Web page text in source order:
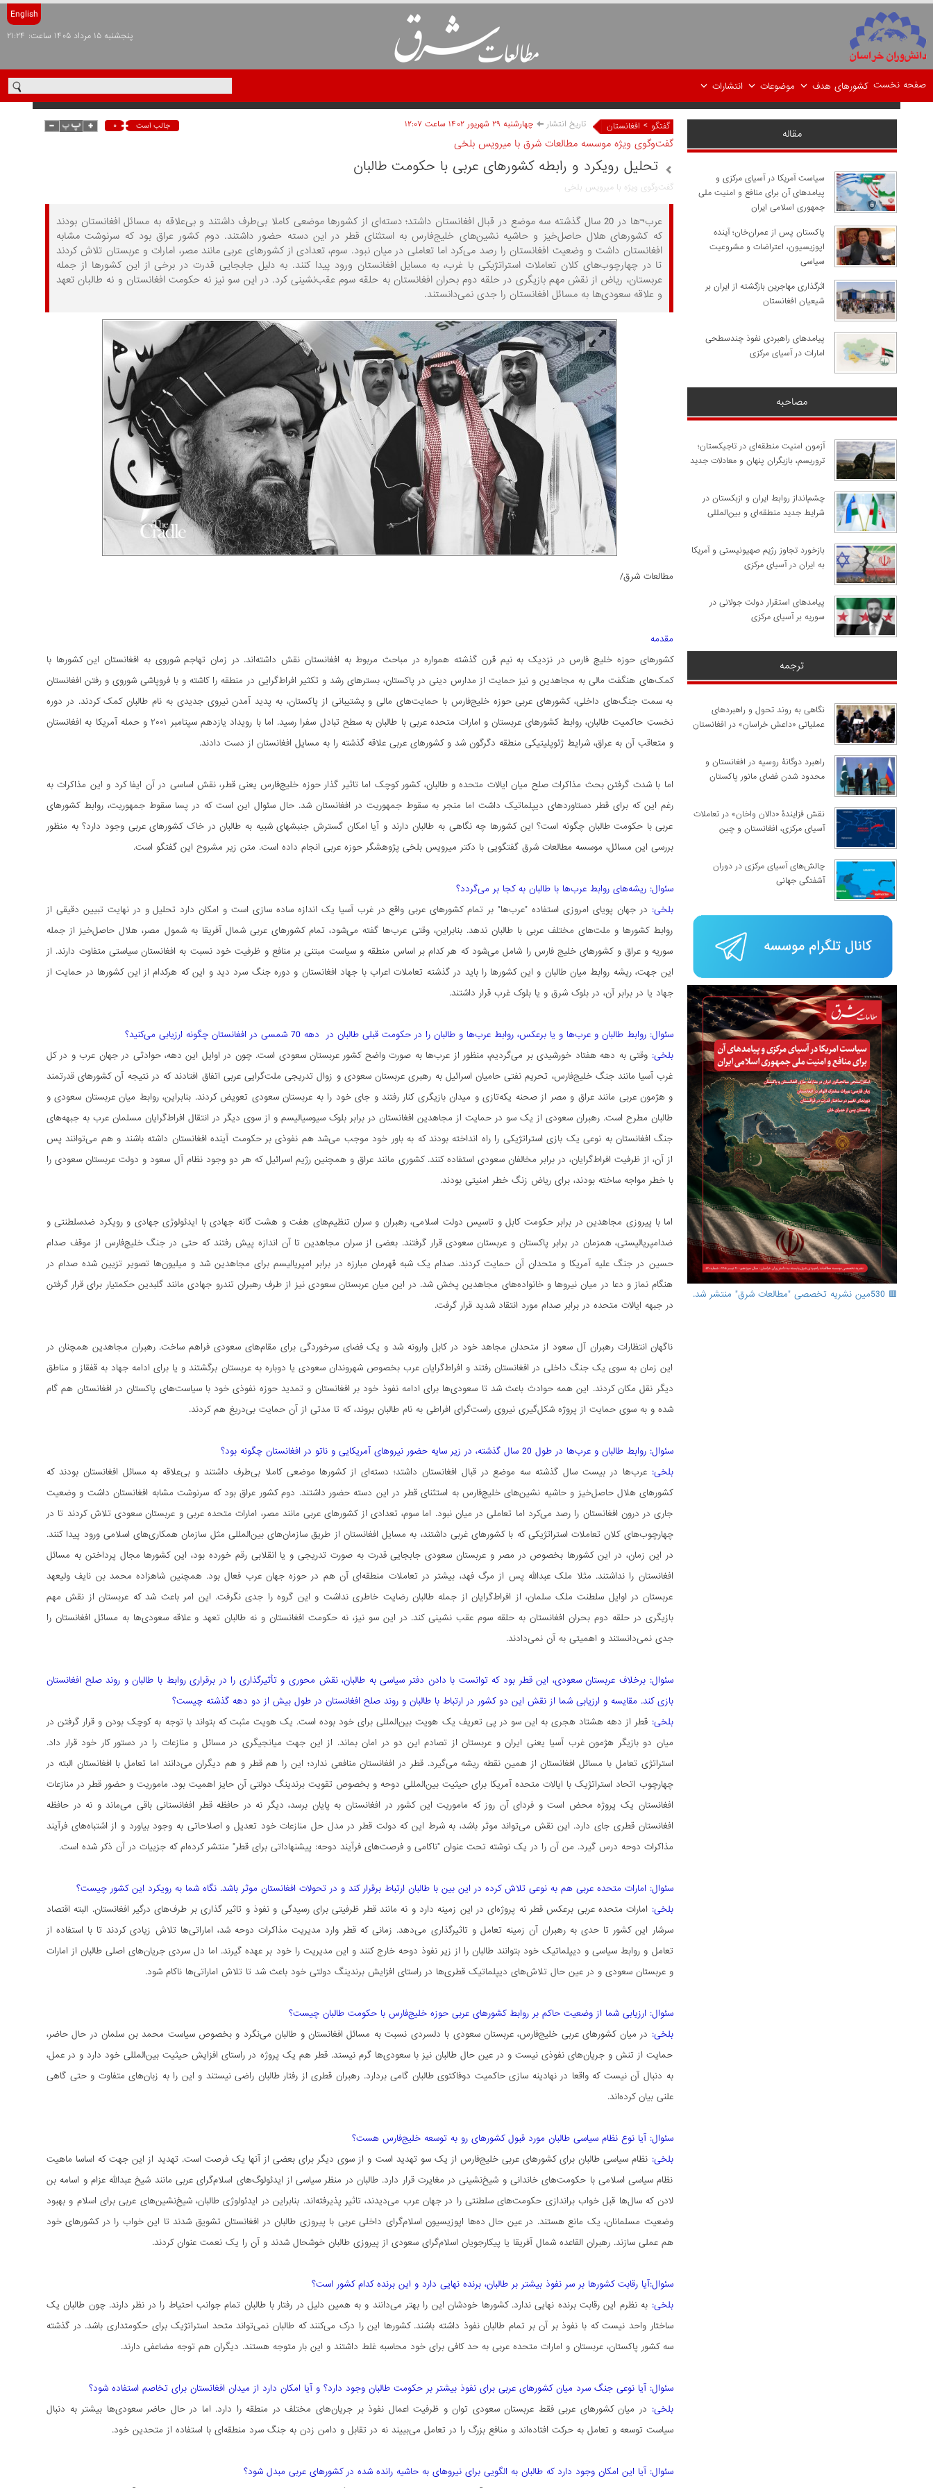
English
پنجشنبه ۱۵ مرداد ۱۴۰۵ ساعت: ۲۱:۲۴
صفحه نخست کشورهای هدف موضوعات انتشارات
گفتگو > افغانستان تاریخ انتشار چهارشنبه ۲۹ شهريور ۱۴۰۲ ساعت ۱۲:۰۷ جالب است ۰
گفت‌وگوی ویژه موسسه مطالعات شرق با میرویس بلخی
تحلیل رویکرد و رابطه کشورهای عربی با حکومت طالبان
گفت‌وگوی ویژه با میرویس بلخی
عرب¬‌ها در 20 سال گذشته سه موضع در قبال افغانستان داشتد؛ دسته‌ای از کشورها موضعی کاملا بی‌طرف داشتند و بی‌علاقه به مسائل افغانستان بودند
که کشورهای هلال حاصل‌خیز و حاشیه نشین‌های خلیج‌فارس به استثنای قطر در این دسته حضور داشتند. دوم کشور عراق بود که سرنوشت مشابه
افغانستان داشت و وضعیت افغانستان را رصد می‌کرد اما تعاملی در میان نبود. سوم، تعدادی از کشورهای عربی مانند مصر، امارات و عربستان تلاش کردند
تا در چهارچوب‌های کلان تعاملات استراتژیکی با غرب، به مسایل افغانستان ورود پیدا کنند. به دلیل جابجایی قدرت در برخی از این کشورها از جمله
عربستان، ریاض از نقش مهم بازیگری در حلقه دوم بحران افغانستان به حلقه سوم عقب‌نشینی کرد. در این سو نیز نه حکومت افغانستان و نه طالبان تعهد
و علاقه سعودی‌ها به مسائل افغانستان را جدی نمی‌دانستند.
مطالعات شرق/
مقدمه
کشور‌های حوزه خلیج فارس در نزدیک به نیم قرن گذشته همواره در مباحث مربوط به افغانستان نقش داشته‌اند. در زمان تهاجم شوروی به افغانستان این کشورها با
کمک‌های هنگفت مالی به مجاهدین و نیز حمایت از مدارس دینی در پاکستان، بسترهای رشد و تکثیر افراط‌گرایی در منطقه را کاشته و با فروپاشی شوروی و رفتن افغانستان
به سمت جنگ‌های داخلی، کشورهای عربی حوزه خلیج‌فارس با حمایت‌های مالی و پشتیبانی از پاکستان، به پدید آمدن نیروی جدیدی به نام طالبان کمک کردند. در دوره
نخستِ حاکمیت طالبان، روابط کشورهای عربستان و امارات متحده عربی با طالبان به سطح تبادل سفرا رسید. اما با رویداد یازدهم سپتامبر ۲۰۰۱ و حمله آمریکا به افغانستان
و متعاقب آن به عراق، شرایط ژئوپلیتیکی منطقه دگرگون شد و کشورهای عربی علاقه گذشته را به مسایل افغانستان از دست دادند.
اما با شدت گرفتن بحث مذاکرات صلح میان ایالات متحده و طالبان، کشور کوچک اما تاثیر گذار حوزه خلیج‌‌فارس یعنی قطر، نقش اساسی در آن ایفا کرد و این مذاکرات به
رغم این که برای قطر دستاوردهای دیپلماتیک داشت اما منجر به سقوط جمهوریت در افغانستان شد. حال سئوال این است که در پسا سقوط جمهوریت، روابط کشورهای
عربی با حکومت طالبان چگونه است؟ این کشورها چه نگاهی به طالبان دارند و آیا امکان گسترش جنبش‏های شبیه به طالبان در خاک کشورهای عربی وجود دارد؟ به منظور
بررسی این مسائل، موسسه مطالعات شرق گفتگویی با دکتر میرویس بلخی پژوهشگر حوزه عربی انجام داده است. متن زیر مشروح این گفتگو است.
سئوال: ریشه‌های روابط عرب‌ها با طالبان به کجا بر می‌گردد؟
بلخی: در جهان پویای امروزی استفاده "عرب‌ها" بر تمام کشورهای عربی واقع در غرب آسیا یک اندازه ساده سازی است و امکان دارد تحلیل و در نهایت تبیین دقیقی از
روابط کشورها و ملت‌های مختلف عربی با طالبان ندهد. بنابراین، وقتی عرب‌ها گفته می‌شود، تمام کشورهای عربی شمال آفریقا به شمول مصر، هلال حاصل‌خیز از جمله
سوریه و عراق و کشورهای خلیج فارس را شامل می‌شود که هر کدام بر اساس منطقه و سیاست مبتنی بر منافع و ظرفیت خود نسبت به افغانستان سیاستی متفاوت دارند. از
این جهت، ریشه روابط میان طالبان و این کشورها را باید در گذشته تعاملات اعراب با جهاد افغانستان و دوره جنگ سرد دید و این که هرکدام از این کشورها در حمایت از
جهاد یا در برابر آن، در بلوک شرق و یا بلوک غرب قرار داشتند.
سئوال: روابط طالبان و عرب‌ها و یا برعکس، روابط عرب‌ها و طالبان را در حکومت قبلی طالبان در دهه 70 شمسی در افغانستان چگونه ارزیابی می‌کنید؟
بلخی: وقتی به دهه هفتاد خورشیدی بر می­‌گردیم، منظور از عرب‌­ها به صورت واضح کشور عربستان سعودی است. چون در اوایل این دهه، حوادثی در جهان عرب و در کل
غرب آسیا مانند جنگ خلیج‌فارس، تحریم نفتی حامیان اسرائیل به رهبری عربستان سعودی و زوال تدریجی ملت‌گرایی عربی اتفاق افتادند که در نتیجه آن کشورهای قدرتمند
و هژمون عربی مانند عراق و مصر از صحنه یکه‌تازی و میدان بازیگری کنار رفتند و جای خود را به عربستان سعودی تعویض کردند. بنابراین، روابط میان عربستان سعودی و
طالبان مطرح است. رهبران سعودی از یک سو در حمایت از مجاهدین افغانستان در برابر بلوک سیوسیالیسم و از سوی دیگر در انتقال افراط‌گرایان مسلمان عرب به جبهه‌های
جنگ افغانستان به نوعی یک بازی استراتژیکی را راه انداخته بودند که به باور خود موجب می‌شد هم نفوذی بر حکومت آینده افغانستان داشته باشند و هم می‌توانند پس
از آن، از ظرفیت افراط‌گرایان، در برابر مخالفان سعودی استفاده کنند. کشوری مانند عراق و همچنین رژیم اسرائیل که هر دو وجود نظام آل سعود و دولت عربستان سعودی را
با خطر مواجه ساخته بودند، برای ریاض زنگ خطر امنیتی بودند.
اما با پیروزی مجاهدین در برابر حکومت کابل و تاسیس دولت اسلامی، رهبران و سران تنظیم‌های هفت و هشت گانه جهادی با ایدئولوژی جهادی و رویکرد ضدسلطنتی و
ضدامپریالیستی، همزمان در برابر پاکستان و عربستان سعودی قرار گرفتند. بعضی از سران مجاهدین تا آن اندازه پیش رفتند که حتی در جنگ خلیج‌فارس از موقف صدام
حسین در جنگ علیه آمریکا و متحدان آن حمایت کردند. صدام یک شبه قهرمان مبارزه در برابر امپریالیسم برای مجاهدین شد و میلیون‌ها تصویر تزیین شده صدام در
هنگام نماز و دعا در میان نیروها و خانواده‏‌های مجاهدین پخش شد. در این میان عربستان سعودی نیز از طرف رهبران تندرو جهادی مانند گلبدین حکمتیار برای قرار گرفتن
در جبهه ایالات متحده در برابر صدام مورد انتقاد شدید قرار گرفت.
ناگهان انتظارات رهبران آل سعود از متحدان مجاهد خود در کابل وارونه شد و یک فضای سرخوردگی برای مقام‌های سعودی فراهم ساخت. رهبران مجاهدین همچنان در
این زمان به سوی یک جنگ داخلی در افغانستان رفتند و افراط‌گرایان عرب بخصوص شهروندان سعودی یا دوباره به عربستان برگشتند و یا برای ادامه جهاد به قفقاز و مناطق
دیگر نقل مکان کردند. این همه حوادث باعث شد تا سعودی‌ها برای ادامه نفوذ خود بر افغانستان و تمدید حوزه نفوذی خود با سیاست‌های پاکستان در افغانستان هم گام
شده و به سوی حمایت از پروژه شکل‌گیری نیروی راست‌گرای افراطی به نام طالبان بروند، که تا مدتی از آن حمایت بی‌دریغ هم کردند.
سئوال: روابط طالبان و عرب‌ها در طول 20 سال گذشته، در زیر سایه حضور نیروهای آمریکایی و ناتو در افغانستان چگونه بود؟
بلخی: عرب­‌ها در بیست سال گذشته سه موضع در قبال افغانستان داشتد؛ دسته‌ای از کشورها موضعی کاملا بی‌طرف داشتند و بی‌علاقه به مسائل افغانستان بودند که
کشورهای هلال حاصل‌خیز و حاشیه نشین‌های خلیج‌فارس به استثنای قطر در این دسته حضور داشتند. دوم کشور عراق بود که سرنوشت مشابه افغانستان داشت و وضعیت
جاری در درون افغانستان را رصد می‌کرد اما تعاملی در میان نبود. اما سوم، تعدادی از کشورهای عربی مانند مصر، امارات متحده عربی و عربستان سعودی تلاش کردند تا در
چهارچوب‌های کلان تعاملات استراتژیکی که با کشورهای غربی داشتند، به مسایل افغانستان از طریق سازمان‌‏های بین‌‏المللی مثل سازمان همکاری‌های اسلامی ورود پیدا کنند.
در این زمان، در این کشورها بخصوص در مصر و عربستان سعودی جابجایی قدرت به صورت تدریجی و یا انقلابی رقم خورده بود، این کشورها مجال پرداختن به مسائل
افغانستان را نداشتند. مثلا ملک عبدالله پس از مرگ فهد، بیشتر در تعاملات منطقه‌ای آن هم در حوزه جهان عرب فعال بود. همچنین شاهزاده محمد بن نایف ولیعهد
عربستان در اوایل سلطنت ملک سلمان، از افراط‌گرایان از جمله طالبان رضایت خاطری نداشت و این گروه را جدی نگرفت. این امر باعث شد که عربستان از نقش مهم
بازیگری در حلقه دوم بحران افغانستان به حلقه سوم عقب نشینی کند. در این سو نیز، نه حکومت افغانستان و نه طالبان تعهد و علاقه سعودی‌ها به مسائل افغانستان را
جدی نمی‌دانستند و اهمیتی به آن نمی‌دادند.
سئوال: برخلاف عربستان سعودی، این قطر بود که توانست با دادن دفتر سیاسی به طالبان، نقش محوری و تأثیرگذاری را در برقراری روابط با طالبان و روند صلح افغانستان
بازی کند. مقایسه و ارزیابی شما از نقش این دو کشور در ارتباط با طالبان و روند صلح افغانستان در طول بیش از دو دهه گذشته چیست؟
بلخی: قطر از دهه هشتاد هجری به این سو در پی تعریف یک هویت بین‌المللی برای خود بوده است. یک هویت مثبت که بتواند با توجه به کوچک بودن و قرار گرفتن در
میان دو بازیگر هژمون غرب آسیا یعنی ایران و عربستان از تصادم این دو در امان بماند. از این جهت میانجیگری در مسائل و منازعات را در دستور کار خود قرار داد.
استراتژی تعامل با مسائل افغانستان از همین نقطه ریشه می‌گیرد. قطر در افغانستان منافعی ندارد؛ این را هم قطر و هم دیگران می‌دانند اما تعامل با افغانستان البته در
چهارچوب اتحاد استراتژیک با ایالات متحده آمریکا برای حیثیت بین‌المللی دوحه و بخصوص تقویت برندینگ دولتی آن حایز اهمیت بود. ماموریت و حضور قطر در منازعات
افغانستان یک پروژه محض است و فردای آن روز که ماموریت این کشور در افغانستان به پایان برسد، دیگر نه در حافظه قطر افغانستانی باقی می‌ماند و نه در حافظه
افغانستان قطری جای دارد. این نقش می‌تواند موثر باشد، به شرط این که دولت قطر در مدل حل منازعات خود تعدیل و اصلاحاتی به وجود بیاورد و از اشتباه‌های فرآیند
مذاکرات دوحه درس گیرد. من آن را در یک نوشته‌ تحت عنوان "ناکامی و فرصت‌های فرآیند دوحه: پیشنهاداتی برای قطر" منتشر کرده‌ام که جزییات در آن ذکر شده است.
سئوال: امارات متحده عربی هم به نوعی تلاش کرده در این بین با طالبان ارتباط برقرار کند و در تحولات افغانستان موثر باشد. نگاه شما به رویکرد این کشور چیست؟
بلخی: امارات متحده عربی برعکس قطر نه پروژه‌ای در این زمینه دارد و نه مانند قطر ظرفیتی برای رسیدگی و نفوذ و تاثیر گذاری بر طرف‌های درگیر افغانستان. البته اقتصاد
سرشار این کشور تا حدی به رهبران آن زمینه تعامل و تاثیرگذاری می‌دهد. زمانی که قطر وارد مدیریت مذاکرات دوحه شد، اماراتی‌ها تلاش زیادی کردند تا با استفاده از
تعامل و روابط سیاسی و دیپلماتیک خود بتوانند طالبان را از زیر نفوذ دوحه خارج کنند و این مدیریت را خود بر عهده گیرند. اما دل سردی جریان‌های اصلی طالبان از امارات
و عربستان سعودی و در عین حال تلاش‌های دیپلماتیک قطری‌ها در راستای افزایش برندینگ دولتی خود باعث شد تا تلاش اماراتی‌ها ناکام شود.
سئوال: ارزیابی شما از وضعیت حاکم بر روابط کشورهای عربی حوزه خلیج‌فارس با حکومت طالبان چیست؟
بلخی: در میان کشورهای عربی خلیج‌فارس، عربستان سعودی با دلسردی نسبت به مسائل افغانستان و طالبان می‌نگرد و بخصوص سیاست محمد بن سلمان در حال حاضر،
حمایت از تنش و جریان‌های نفوذی نیست و در عین حال طالبان نیز با سعودی‌ها گرم نیستد. قطر هم یک پروژه در راستای افزایش حیثیت بین‌المللی خود دارد و در عمل،
به دنبال آن نیست که واقعا در نهادینه سازی حاکمیت دوفاکتوی طالبان گامی بردارد. رهبران قطری از رفتار طالبان راضی نیستند و این را به زبان‌های متفاوت و حتی گاهی
علنی بیان کرده‌اند.
سئوال: آیا نوع نظام سیاسی طالبان مورد قبول کشور‌های رو به توسعه خلیج‌فارس هست؟
بلخی: نظام سیاسی طالبان برای کشورهای عربی خلیج‌فارس از یک سو تهدید است و از سوی دیگر برای بعضی از آنها یک فرصت است. تهدید از این جهت که اساسا ماهیت
نظام سیاسی اسلامی با حکومت‌های خاندانی و شیخ‌نشینی در مغایرت قرار دارد. طالبان در منظر سیاسی از ایدئولوگ‌های اسلام‌گرای عربی مانند شیخ عبدالله عزام و اسامه بن
لادن که سال‌ها قبل خواب براندازی حکومت‌های سلطنتی را در جهان عرب می‌دیدند، تاثیر پذیرفته‌اند. بنابراین در ایدئولوژی طالبان، شیخ‌نشین‌های عربی برای اسلام و بهبود
وضعیت مسلمانان، یک مانع هستند. در عین حال ده‌ها اپوزیسیون اسلام‌گرای داخلی عربی با پیروزی طالبان در افغانستان تشویق شدند تا این خواب را در کشورهای خود
هم عملی سازند. رهبران القاعده شمال آفریقا یا پیکارجویان اسلام‌گرای سعودی از پیروزی طالبان خوشحال شدند و آن را یک نعمت عنوان کردند.
سئوال:آیا رقابت کشورها بر سر نفوذ بیشتر بر طالبان، برنده‌ نهایی دارد و این برنده کدام کشور است؟
بلخی: به نظرم این رقابت برنده نهایی ندارد. کشورها خودشان این را بهتر می‌دانند و به همین دلیل در رفتار با طالبان تمام جوانب احتیاط را در نظر دارند. چون طالبان یک
ساختار واحد نیست که با نفوذ بر آن بر تمام طالبان نفوذ داشته باشند. کشورها این را درک می‌کنند که طالبان نمی‌‏تواند متحد استراتژیک برای حکومتداری باشد. در گذشته
سه کشور پاکستان، عربستان و امارات متحده عربی به حد کافی برای خود محاسبه غلط داشتند و این بار متوجه هستند. دیگران هم توجه مضاعفی دارند.
سئوال: آیا نوعی جنگ سرد میان کشورهای عربی برای نفوذ بیشتر بر حکومت طالبان وجود دارد؟ و آیا امکان دارد از میدان افغانستان برای تخاصم استفاده شود؟
بلخی: در میان کشورهای عربی فقط عربستان سعودی توان و ظرفیت اعمال نفوذ بر جریان‌های مختلف در منطقه را دارد. اما در حال حاضر سعودی‌ها بیشتر به دنبال
سیاست توسعه و تعامل به حرکت افتاده‌اند و منافع بزرگ را در تعامل می‌بییند نه در تقابل و دامن زدن به جنگ سرد منطقه‌ای با استفاده از متحدین خود.
سئوال: آیا این امکان وجود دارد که طالبان به الگویی برای نیرو‌های به حاشیه رانده شده در کشورهای عربی مبدل شود؟
مقاله
سیاست آمریکا در آسیای مرکزی و
پیامدهای آن برای منافع و امنیت ملی
جمهوری اسلامی ایران
پاکستان پس از عمران‌خان؛ آینده
اپوزیسیون، اعتراضات و مشروعیت
سیاسی
اثرگذاری مهاجرین بازگشته از ایران بر
شیعیان افغانستان
پیامدهای راهبردی نفوذ چندسطحی
امارات در آسیای مرکزی
مصاحبه
آزمون امنیت منطقه‌ای در تاجیکستان؛
تروریسم، بازیگران پنهان و معادلات جدید
چشم‌انداز روابط ایران و ازبکستان در
شرایط جدید منطقه‌ای و بین‌المللی
​بازخورد تجاوز رژیم صهیونیستی و آمریکا
به ایران در آسیای مرکزی
پیامدهای استقرار دولت جولانی در
سوریه بر آسیای مرکزی
ترجمه
نگاهی به روند تحول و راهبردهای
عملیاتی «داعش خراسان» در افغانستان
راهبرد دوگانۀ روسیه در افغانستان و
محدود شدن فضای مانور پاکستان
نقش فزایندۀ «دالان واخان» در تعاملات
آسیای مرکزی، افغانستان و چین
چالش‌های آسیای مرکزی در دوران
آشفتگی جهانی
🟥 530مین نشریه تخصصی "مطالعات شرق" منتشر شد.